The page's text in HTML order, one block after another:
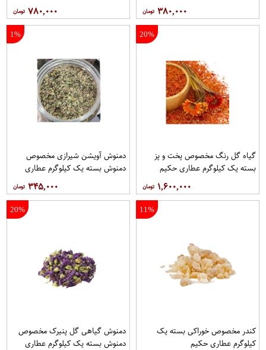
۳۸۰,۰۰۰ ۷۸۰,۰۰۰
20%
گیاه گل رنگ مخصوص پخت و پز
بسته یک کیلوگرم عطاری حکیم
۱,۶۰۰,۰۰۰
1%
دمنوش آویشن شیرازی مخصوص
دمنوش بسته یک کیلوگرم عطاری
۳۴۵,۰۰۰
11%
کندر مخصوص خوراکی بسته یک
کیلوگرم عطاری حکیم
20%
دمنوش گیاهی گل پنیرک مخصوص
دمنوش بسته یک کیلوگرم عطاری